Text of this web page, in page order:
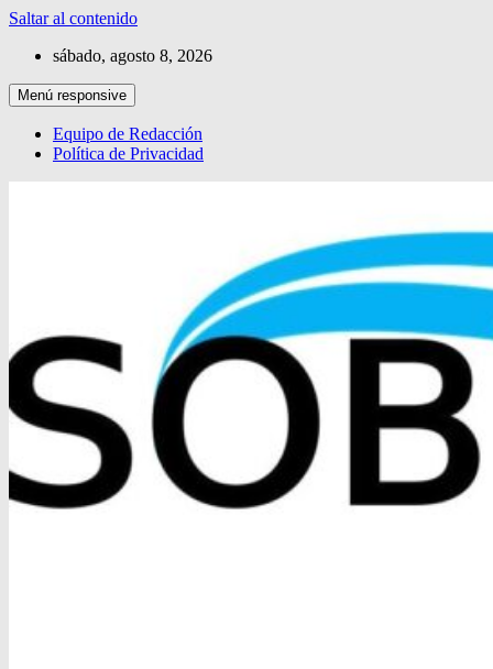
Saltar al contenido
sábado, agosto 8, 2026
Menú responsive
Equipo de Redacción
Política de Privacidad